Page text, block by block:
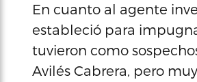
En cuanto al agente
estableció para
tuvieron como
Avilés Cabrera, pero